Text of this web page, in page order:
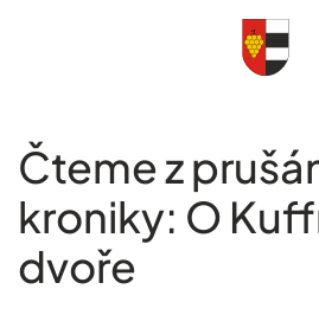
Čteme z
kroniky: O
dvoře